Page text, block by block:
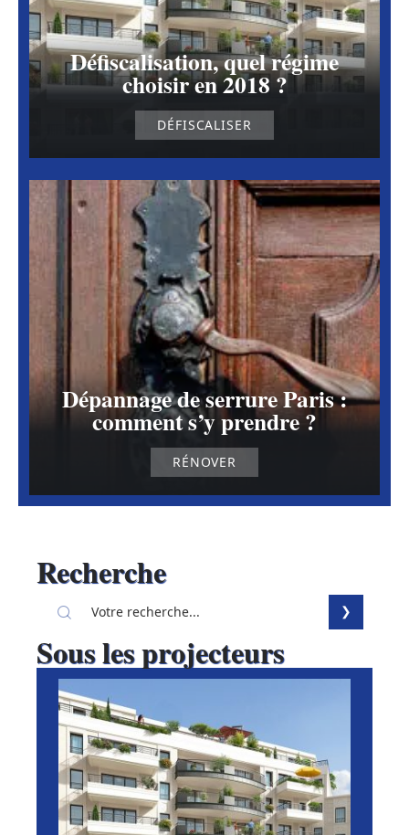
Défiscalisation, quel régime
choisir en 2018 ?
DÉFISCALISER
Dépannage de serrure Paris :
comment s’y prendre ?
RÉNOVER
Recherche
Sous les projecteurs